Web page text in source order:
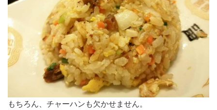
もちろん、チャーハンも欠かせません。